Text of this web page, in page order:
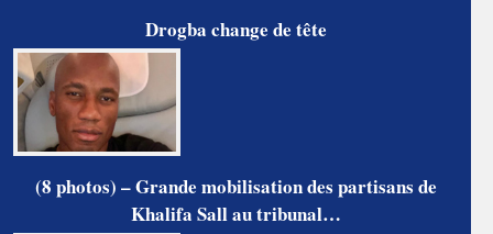
Drogba change de tête
(8 photos) – Grande mobilisation des partisans de
Khalifa Sall au tribunal…